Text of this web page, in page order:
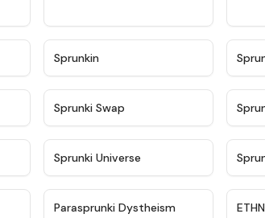
Sprunkin
Sprunki Swap
Sprunki Universe
★
Parasprunki Dystheism